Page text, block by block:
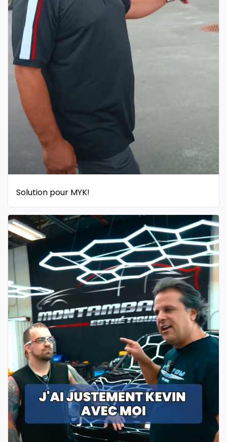
Solution pour MYK!